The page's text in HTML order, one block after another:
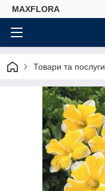
MAXFLORA
Товари та послуги